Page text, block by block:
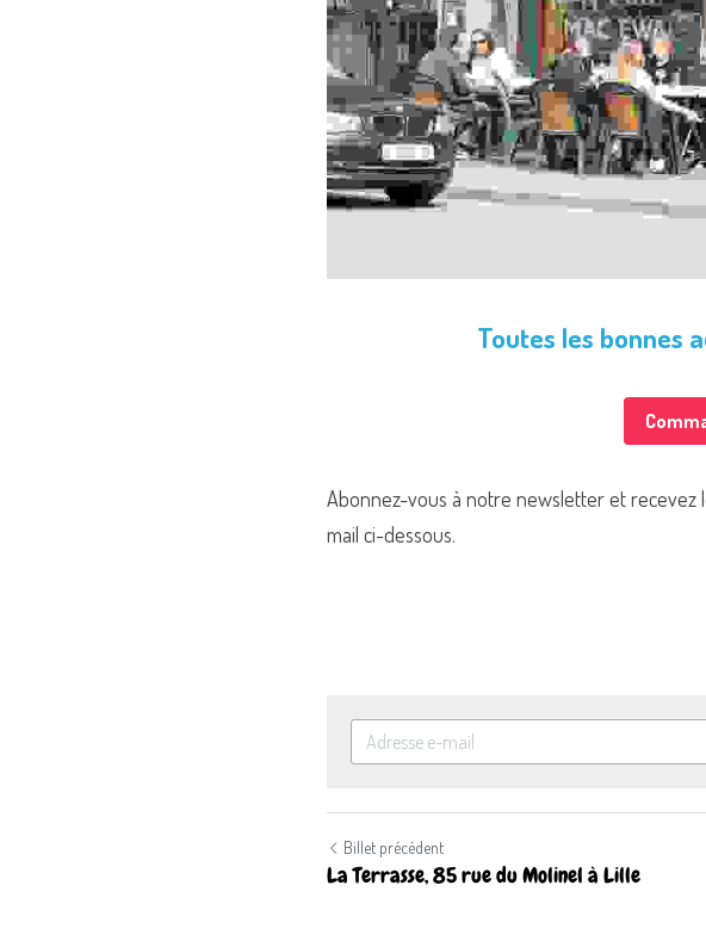
Toutes les bonnes
Abonnez-vous à notre newsletter et recevez
mail ci-dessous.
Billet précédent
La Terrasse, 85 rue du Molinel à Lille